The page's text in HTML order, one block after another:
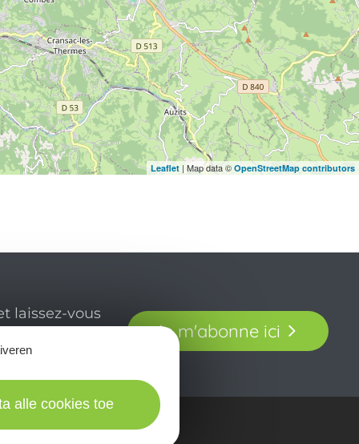
Leaflet | Map data © OpenStreetMap contributors
laissez-vous
Je m'abonne ici
alle cookies toe